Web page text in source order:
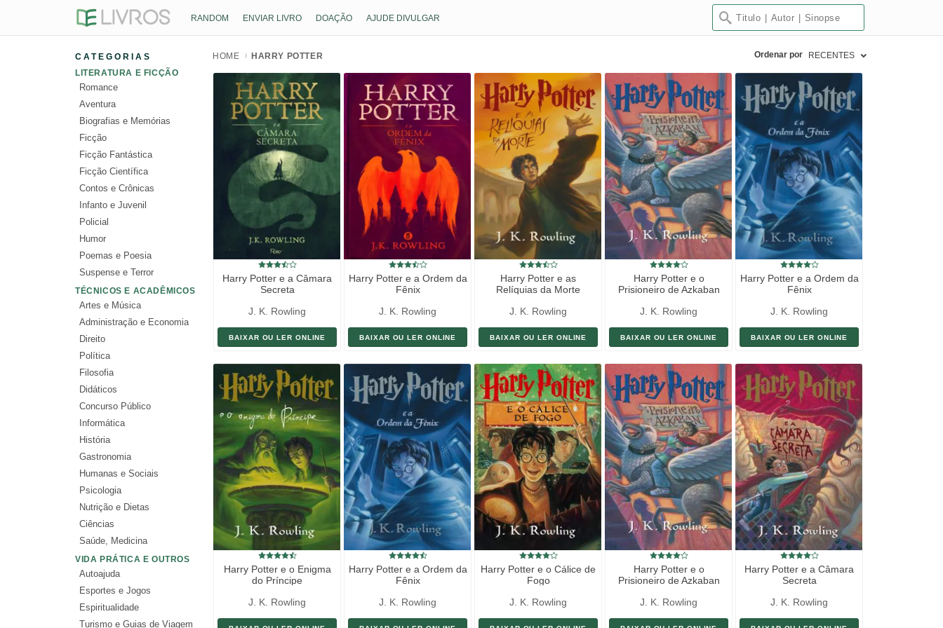
RANDOM ENVIAR LIVRO DOAÇÃO AJUDE DIVULGAR
CATEGORIAS
LITERATURA E FICÇÃO
Romance
Aventura
Biografias e Memórias
Ficção
Ficção Fantástica
Ficção Científica
Contos e Crônicas
Infanto e Juvenil
Policial
Humor
Poemas e Poesia
Suspense e Terror
TÉCNICOS E ACADÊMICOS
Artes e Música
Administração e Economia
Direito
Política
Filosofia
Didáticos
Concurso Público
Informática
História
Gastronomia
Humanas e Sociais
Psicologia
Nutrição e Dietas
Ciências
Saúde, Medicina
VIDA PRÁTICA E OUTROS
Autoajuda
Esportes e Jogos
Espiritualidade
Turismo e Guias de Viagem
HOME HARRY POTTER Ordenar por RECENTES
Harry Potter e a Câmara
Secreta
J. K. Rowling
BAIXAR OU LER ONLINE
Harry Potter e a Ordem da
Fênix
J. K. Rowling
BAIXAR OU LER ONLINE
Harry Potter e as
Relíquias da Morte
J. K. Rowling
BAIXAR OU LER ONLINE
Harry Potter e o
Prisioneiro de Azkaban
J. K. Rowling
BAIXAR OU LER ONLINE
Harry Potter e a Ordem da
Fênix
J. K. Rowling
BAIXAR OU LER ONLINE
Harry Potter e o Enigma
do Príncipe
J. K. Rowling
Harry Potter e a Ordem da
Fênix
J. K. Rowling
Harry Potter e o Cálice de
Fogo
J. K. Rowling
Harry Potter e o
Prisioneiro de Azkaban
J. K. Rowling
Harry Potter e a Câmara
Secreta
J. K. Rowling